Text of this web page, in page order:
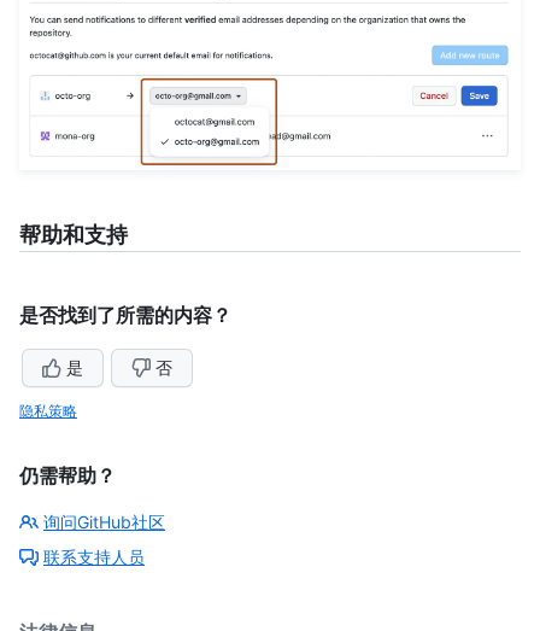
帮助和支持
是否找到了所需的内容？
是 否
隐私策略
仍需帮助？
询问GitHub社区
联系支持人员